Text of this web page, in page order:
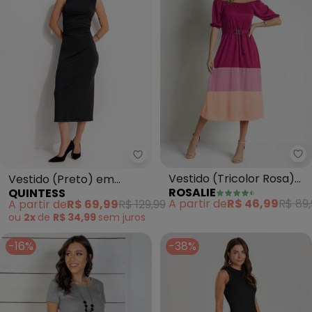
Quintess - Vestido (Preto) em
Vestido (Preto) em
Malha Fria
QUINTESS
A partir deR$ 69,99R$ 129,99
ou 2x de R$ 34,99 sem juros
Vestido (Tricolor Rosa)
Comfivela
ROSALIE
A partir deR$ 46,99R$
-16% -38%